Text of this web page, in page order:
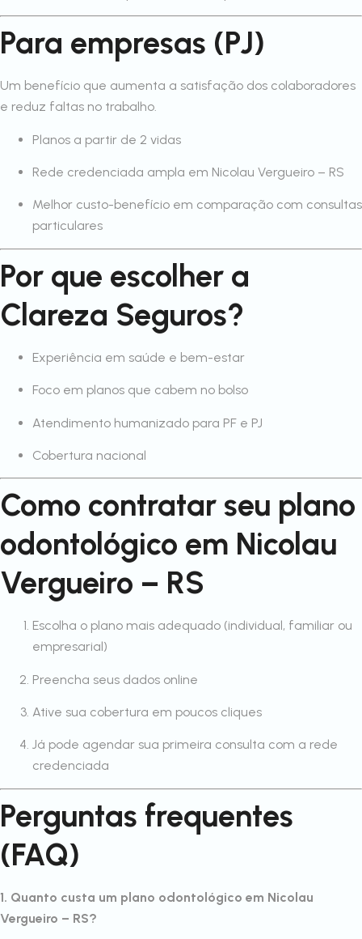
Para empresas (PJ)
Um benefício que aumenta a satisfação dos colaboradores
e reduz faltas no trabalho.
Planos a partir de 2 vidas
Rede credenciada ampla em Nicolau Vergueiro – RS
Melhor custo-benefício em comparação com consultas
particulares
Por que escolher a
Clareza Seguros?
Experiência em saúde e bem-estar
Foco em planos que cabem no bolso
Atendimento humanizado para PF e PJ
Cobertura nacional
Como contratar seu plano
odontológico em Nicolau
Vergueiro – RS
Escolha o plano mais adequado (individual, familiar ou
empresarial)
Preencha seus dados online
Ative sua cobertura em poucos cliques
Já pode agendar sua primeira consulta com a rede
credenciada
Perguntas frequentes
(FAQ)
1. Quanto custa um plano odontológico em Nicolau
Vergueiro – RS?